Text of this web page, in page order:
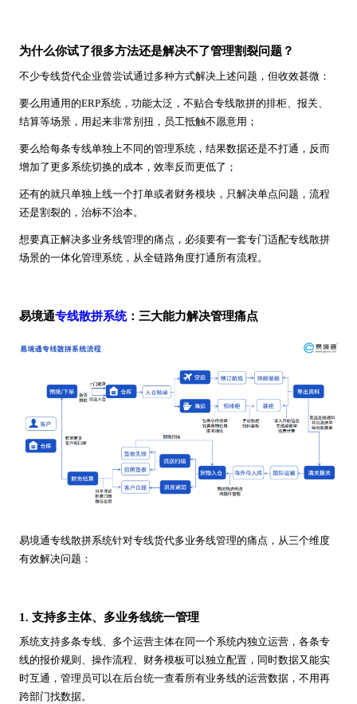
为什么你试了很多方法还是解决不了管理割裂问题？
不少专线货代企业曾尝试通过多种方式解决上述问题，但收效甚微：
要么用通用的ERP系统，功能太泛，不贴合专线散拼的排柜、报关、
结算等场景，用起来非常别扭，员工抵触不愿意用；
要么给每条专线单独上不同的管理系统，结果数据还是不打通，反而
增加了更多系统切换的成本，效率反而更低了；
还有的就只单独上线一个打单或者财务模块，只解决单点问题，流程
还是割裂的，治标不治本。
想要真正解决多业务线管理的痛点，必须要有一套专门适配专线散拼
场景的一体化管理系统，从全链路角度打通所有流程。
易境通专线散拼系统：三大能力解决管理痛点
易境通专线散拼系统针对专线货代多业务线管理的痛点，从三个维度
有效解决问题：
1. 支持多主体、多业务线统一管理
系统支持多条专线、多个运营主体在同一个系统内独立运营，各条专
线的报价规则、操作流程、财务模板可以独立配置，同时数据又能实
时互通，管理员可以在后台统一查看所有业务线的运营数据，不用再
跨部门找数据。